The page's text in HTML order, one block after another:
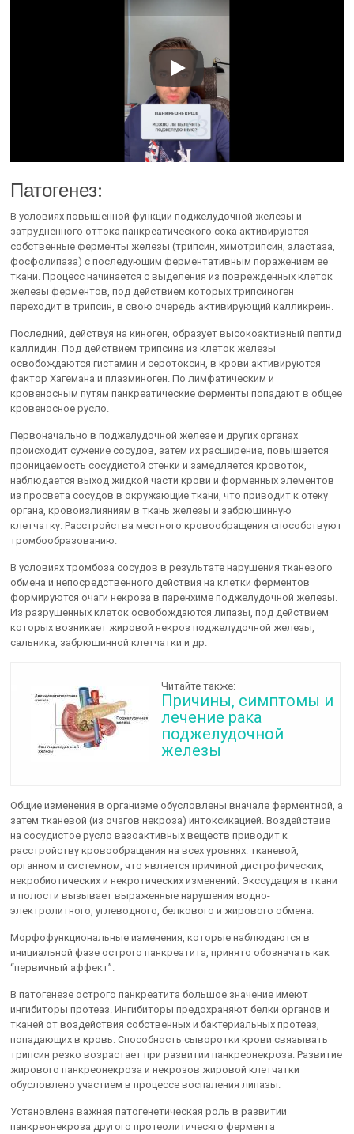
Патогенез:
В условиях повышенной функции поджелудочной железы и
затрудненного оттока панкреатического сока активируются
собственные ферменты железы (трипсин, химотрипсин, эластаза,
фосфолипаза) с последующим ферментативным поражением ее
ткани. Процесс начинается с выделения из поврежденных клеток
железы ферментов, под действием которых трипсиноген
переходит в трипсин, в свою очередь активирующий калликреин.
Последний, действуя на киноген, образует высокоактивный пептид
каллидин. Под действием трипсина из клеток железы
освобождаются гистамин и серотоксин, в крови активируются
фактор Хагемана и плазминоген. По лимфатическим и
кровеносным путям панкреатические ферменты попадают в общее
кровеносное русло.
Первоначально в поджелудочной железе и других органах
происходит сужение сосудов, затем их расширение, повышается
проницаемость сосудистой стенки и замедляется кровоток,
наблюдается выход жидкой части крови и форменных элементов
из просвета сосудов в окружающие ткани, что приводит к отеку
органа, кровоизлияниям в ткань железы и забрюшинную
клетчатку. Расстройства местного кровообращения способствуют
тромбообразованию.
В условиях тромбоза сосудов в результате нарушения тканевого
обмена и непосредственного действия на клетки ферментов
формируются очаги некроза в паренхиме поджелудочной железы.
Из разрушенных клеток освобождаются липазы, под действием
которых возникает жировой некроз поджелудочной железы,
сальника, забрюшинной клетчатки и др.
Читайте также:
Причины, симптомы и
лечение рака
поджелудочной
железы
Общие изменения в организме обусловлены вначале ферментной, а
затем тканевой (из очагов некроза) интоксикацией. Воздействие
на сосудистое русло вазоактивных веществ приводит к
расстройству кровообращения на всех уровнях: тканевой,
органном и системном, что является причиной дистрофических,
некробиотических и некротических изменений. Экссудация в ткани
и полости вызывает выраженные нарушения водно-
электролитного, углеводного, белкового и жирового обмена.
Морфофункциональные изменения, которые наблюдаются в
инициальной фазе острого панкреатита, принято обозначать как
“первичный аффект”.
В патогенезе острого панкреатита большое значение имеют
ингибиторы протеаз. Ингибиторы предохраняют белки органов и
тканей от воздействия собственных и бактериальных протеаз,
попадающих в кровь. Способность сыворотки крови связывать
трипсин резко возрастает при развитии панкреонекроза. Развитие
жирового панкреонекроза и некрозов жировой клетчатки
обусловлено участием в процессе воспаления липазы.
Установлена важная патогенетическая роль в развитии
панкреонекроза другого протеолитическго фермента